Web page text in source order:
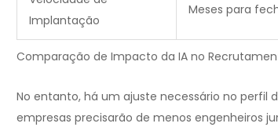
Comparação de Impacto da IA no
Implantação
Meses para
No entanto, há um ajuste necessário no perfil
empresas precisarão de menos engenheiros